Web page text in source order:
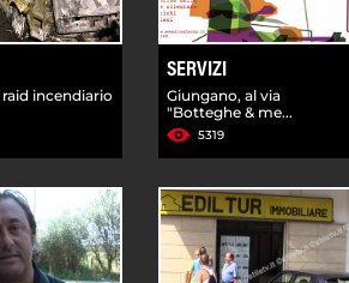
incendiario
SERVIZI
Giungano, al via
"Botteghe & me...
5319